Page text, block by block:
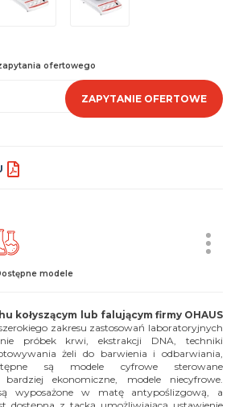
ofertowego
ZAPYTANIE OFERTOWE
modele
kołyszącym lub falującym firmy OHAUS
zakresu zastosowań laboratoryjnych
próbek krwi, ekstrakcji DNA, techniki
żeli do barwienia i odbarwiania,
są modele cyfrowe sterowane
ekonomiczne, modele niecyfrowe.
wyposażone w matę antypoślizgową, a